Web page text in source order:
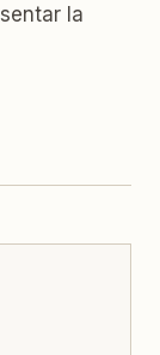
la